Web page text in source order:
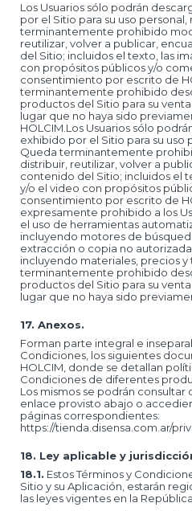
Los Usuarios sólo podrán
por el Sitio para su uso
terminantemente prohibido
reutilizar, volver a publicar,
del Sitio; incluidos el texto, las
con propósitos públicos y/o
consentimiento por escrito de
terminantemente prohibido
productos del Sitio para su
lugar que no haya sido
HOLCIM.Los Usuarios sólo
exhibido por el Sitio para su uso
Queda terminantemente
distribuir, reutilizar, volver a
contenido del Sitio; incluidos el
y/o el video con propósitos
consentimiento por escrito de
expresamente prohibido a los
el uso de herramientas
incluyendo motores de
extracción o copia no
incluyendo materiales, precios y
terminantemente prohibido
productos del Sitio para su
lugar que no haya sido
17. Anexos.
Forman parte integral e
Condiciones, los siguientes
HOLCIM, donde se detallan
Condiciones de diferentes
Los mismos se podrán
enlace provisto abajo o
páginas correspondientes:
https://tienda.disensa.com.ar/
18. Ley aplicable y
18.1. Estos Términos y
Sitio y su Aplicación, estarán
las leyes vigentes en la